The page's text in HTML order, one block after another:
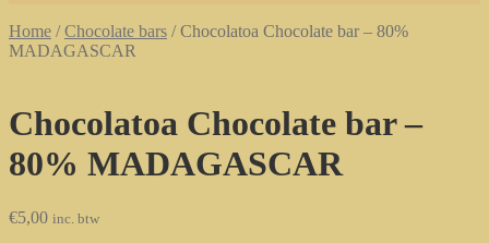
Home /Chocolate bars /Chocolatoa Chocolate bar – 80%
MADAGASCAR
Chocolatoa Chocolate bar –
80% MADAGASCAR
€5,00 inc. btw